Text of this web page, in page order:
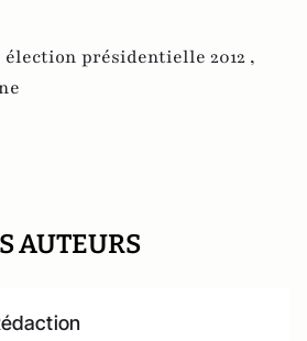
élection présidentielle 2012 ,
AUTEURS